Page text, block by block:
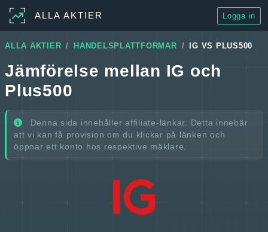
ALLA AKTIER Logga in
ALLA AKTIER HANDELSPLATTFORMAR IG VS PLUS500
Jämförelse mellan IG och
Plus500
Denna sida innehåller affiliate-länkar. Detta innebär
att vi kan få provision om du klickar på länken och
öppnar ett konto hos respektive mäklare.